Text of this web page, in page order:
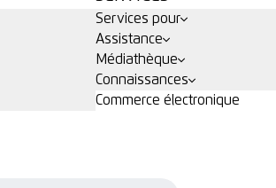
Services pour
Assistance
Médiathèque
Connaissances
Commerce électronique